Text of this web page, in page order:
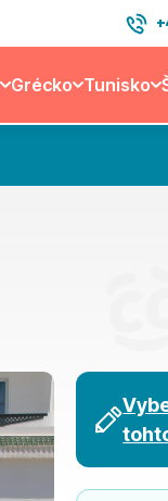
Grécko Tunisko